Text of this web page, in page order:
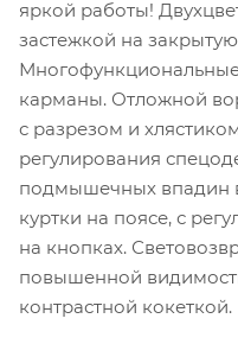
яркой работы!
застежкой на
карманы. Отложной
с разрезом и
регулирования
подмышечных впадин
куртки на поясе, с
на кнопках.
повышенной
контрастной кокеткой.